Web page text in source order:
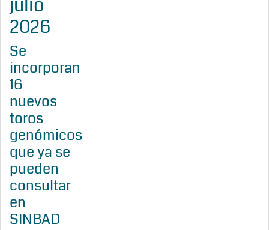
julio
2026
Se
incorporan
16
nuevos
toros
genómicos
que ya se
pueden
consultar
en
SINBAD